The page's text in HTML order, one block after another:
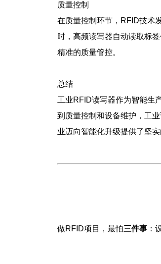
质量控制
在质量控制环节，RFID技术
时，高频读写器自动读取标
精准的质量管控。
总结
工业RFID读写器作为智能生
到质量控制和设备维护，工
业迈向智能化升级提供了坚实
做RFID项目，最怕三件事 ：